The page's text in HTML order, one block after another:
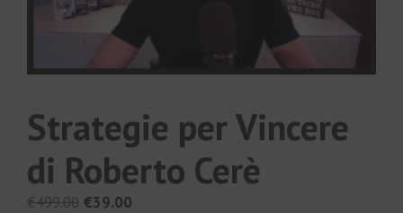
Strategie per Vincere
di Roberto Cerè
€499.00 Il
€39.00